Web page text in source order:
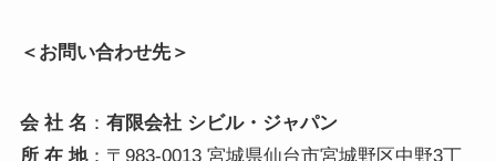
＜お問い合わせ先＞
会 社 名 ： 有限会社 シビル・ジャパン
所 在 地：〒983-0013 宮城県仙台市宮城野区中野3丁